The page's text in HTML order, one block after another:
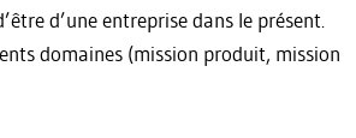
d’une entreprise dans le présent.
domaines (mission produit, mission